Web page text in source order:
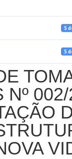
5
5
Nº